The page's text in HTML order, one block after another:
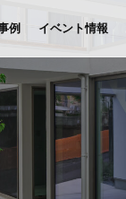
例 イベント情報